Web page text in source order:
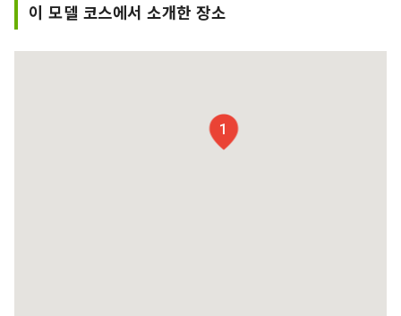
이 모델 코스에서 소개한 장소
1